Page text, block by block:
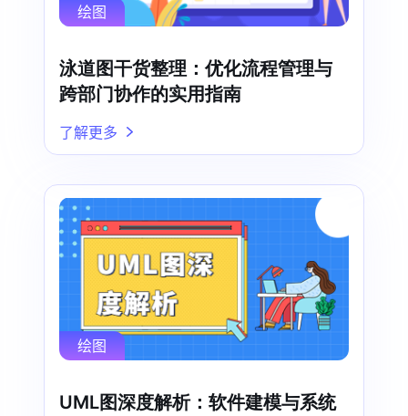
绘图
泳道图干货整理：优化流程管理与
跨部门协作的实用指南
了解更多
绘图
UML图深度解析：软件建模与系统